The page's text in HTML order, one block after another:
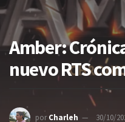
Amber:
nuevo RTS
por Charleh
30/10/